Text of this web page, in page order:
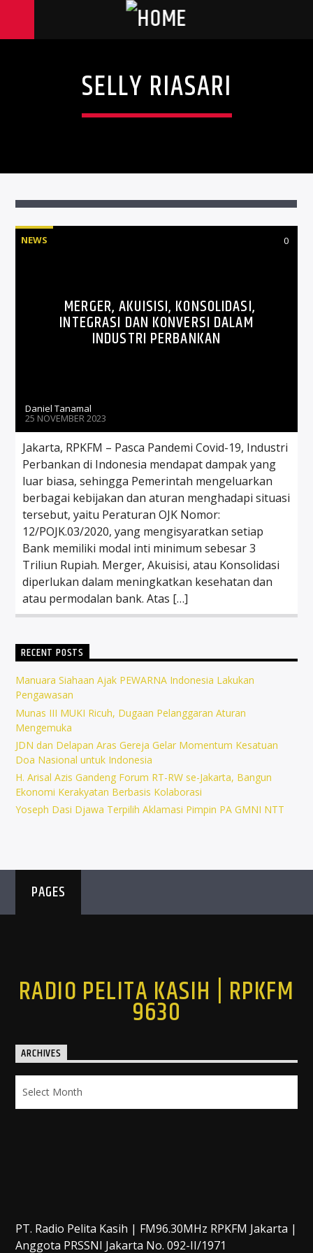
SELLY RIASARI
NEWS 0
MERGER, AKUISISI, KONSOLIDASI,
INTEGRASI DAN KONVERSI DALAM
INDUSTRI PERBANKAN
Daniel Tanamal
25 NOVEMBER 2023
Jakarta, RPKFM – Pasca Pandemi Covid-19, Industri
Perbankan di Indonesia mendapat dampak yang
luar biasa, sehingga Pemerintah mengeluarkan
berbagai kebijakan dan aturan menghadapi situasi
tersebut, yaitu Peraturan OJK Nomor:
12/POJK.03/2020, yang mengisyaratkan setiap
Bank memiliki modal inti minimum sebesar 3
Triliun Rupiah. Merger, Akuisisi, atau Konsolidasi
diperlukan dalam meningkatkan kesehatan dan
atau permodalan bank. Atas […]
RECENT POSTS
Manuara Siahaan Ajak PEWARNA Indonesia Lakukan
Pengawasan
Munas III MUKI Ricuh, Dugaan Pelanggaran Aturan
Mengemuka
JDN dan Delapan Aras Gereja Gelar Momentum Kesatuan
Doa Nasional untuk Indonesia
H. Arisal Azis Gandeng Forum RT-RW se-Jakarta, Bangun
Ekonomi Kerakyatan Berbasis Kolaborasi
Yoseph Dasi Djawa Terpilih Aklamasi Pimpin PA GMNI NTT
PAGES
RADIO PELITA KASIH | RPKFM
9630
ARCHIVES
PT. Radio Pelita Kasih | FM96.30MHz RPKFM Jakarta |
Anggota PRSSNI Jakarta No. 092-II/1971